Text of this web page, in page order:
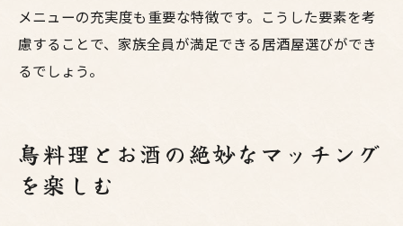
メニューの充実度も重要な特徴です。こうした要素を考
慮することで、家族全員が満足できる居酒屋選びができ
るでしょう。
鳥料理とお酒の絶妙なマッチング
を楽しむ